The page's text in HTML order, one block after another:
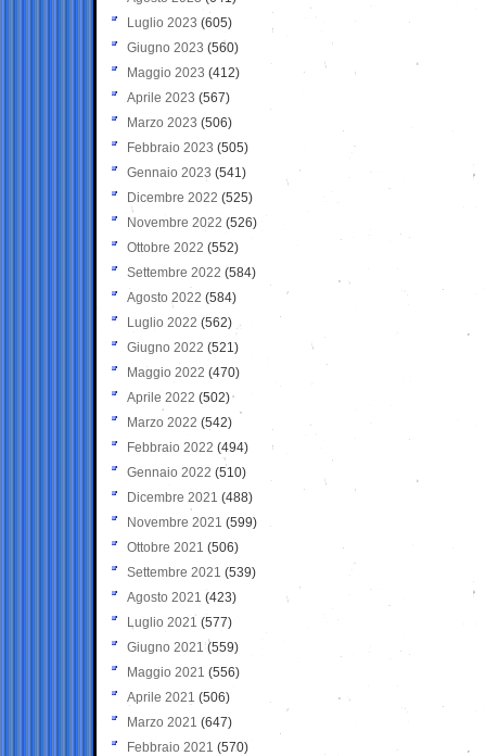
Luglio 2023 (605)
Giugno 2023 (560)
Maggio 2023 (412)
Aprile 2023 (567)
Marzo 2023 (506)
Febbraio 2023 (505)
Gennaio 2023 (541)
Dicembre 2022 (525)
Novembre 2022 (526)
Ottobre 2022 (552)
Settembre 2022 (584)
Agosto 2022 (584)
Luglio 2022 (562)
Giugno 2022 (521)
Maggio 2022 (470)
Aprile 2022 (502)
Marzo 2022 (542)
Febbraio 2022 (494)
Gennaio 2022 (510)
Dicembre 2021 (488)
Novembre 2021 (599)
Ottobre 2021 (506)
Settembre 2021 (539)
Agosto 2021 (423)
Luglio 2021 (577)
Giugno 2021(559)
Maggio 2021 (556)
Aprile 2021 (506)
Marzo 2021 (647)
Febbraio 2021 (570)